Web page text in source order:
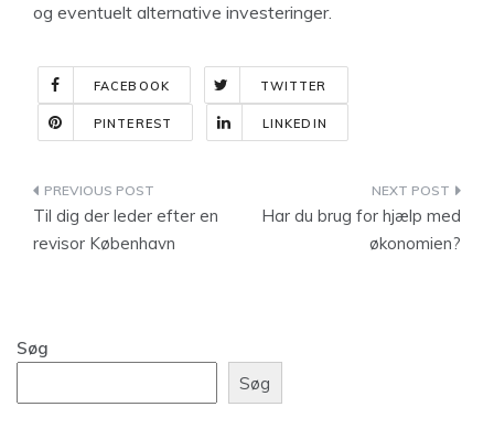
og eventuelt alternative investeringer.
FACEBOOK TWITTER
PINTEREST LINKEDIN
Indlægsnavigation
Til dig der leder efter en
revisor København
Har du brug for hjælp med
økonomien?
Søg
Søg